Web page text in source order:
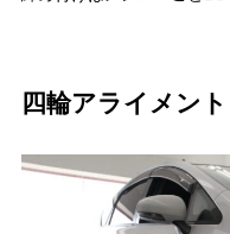
四輪アライメント